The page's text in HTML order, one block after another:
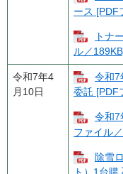
ース [PDF
トナ
ル／
令和7年4
月10日
令和
委託 [PDF
令和
ファイル
除雪